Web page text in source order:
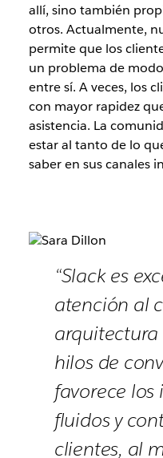
allí, sino también
otros. Actualmente,
permite que los
un problema de
entre sí. A veces, los
con mayor rapidez
asistencia. La
estar al tanto de lo
saber en sus canales
“Slack es
atención al
arquitectura
hilos de
favorece
fluidos y
clientes, al